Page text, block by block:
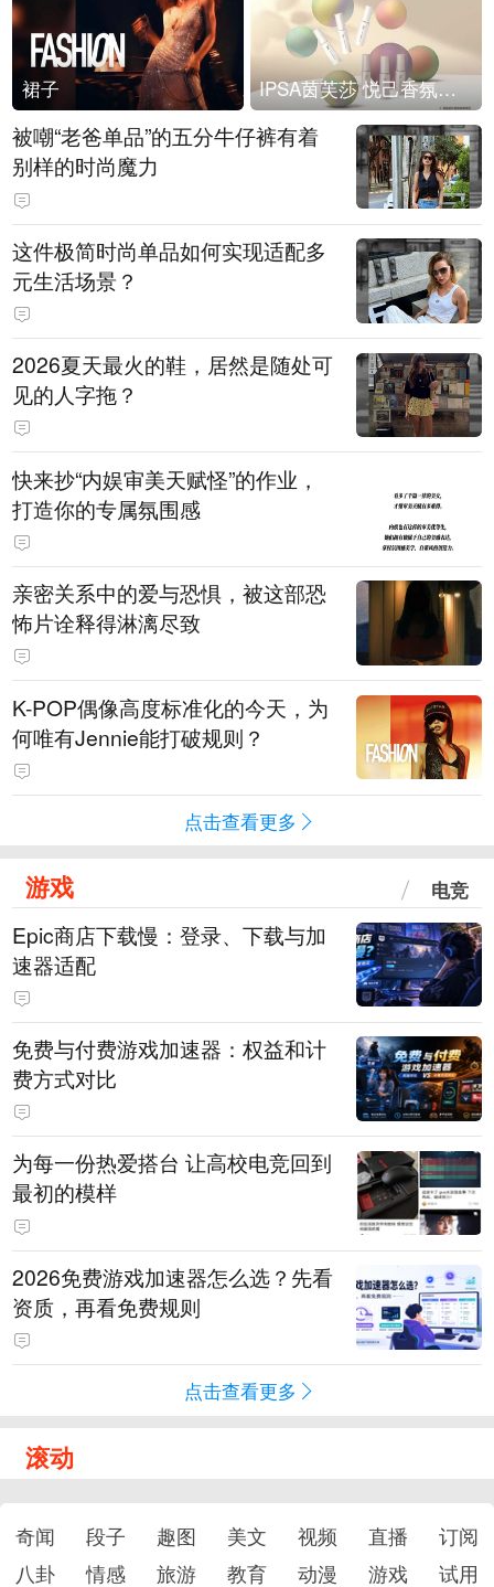
裙子 IPSA茵芙莎 悦己香氛凝露上市
被嘲“老爸单品”的五分牛仔裤有着
别样的时尚魔力
这件极简时尚单品如何实现适配多
元生活场景？
2026夏天最火的鞋，居然是随处可
见的人字拖？
快来抄“内娱审美天赋怪”的作业，
打造你的专属氛围感
亲密关系中的爱与恐惧，被这部恐
怖片诠释得淋漓尽致
K-POP偶像高度标准化的今天，为
何唯有Jennie能打破规则？
点击查看更多
游戏 电竞
Epic商店下载慢：登录、下载与加
速器适配
免费与付费游戏加速器：权益和计
费方式对比
为每一份热爱搭台 让高校电竞回到
最初的模样
2026免费游戏加速器怎么选？先看
资质，再看免费规则
点击查看更多
滚动
奇闻 段子 趣图 美文 视频 直播
订阅
八卦
情感 旅游 教育 动漫 游戏 试用